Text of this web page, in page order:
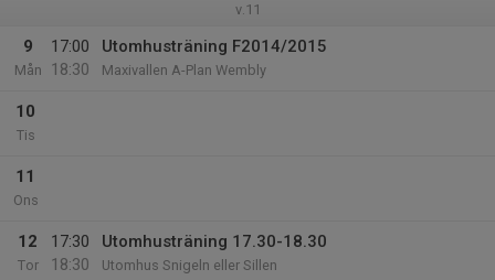
v.11
9
Mån
17:00
18:30
Utomhusträning F2014/2015
Maxivallen A-Plan Wembly
10
Tis
11
Ons
12
Tor
17:30
18:30
Utomhusträning 17.30-18.30
Utomhus Snigeln eller Sillen